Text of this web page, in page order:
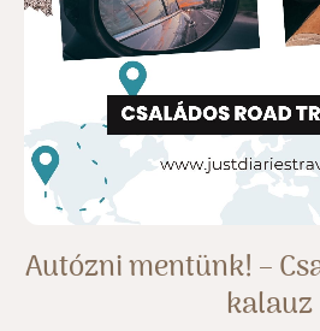
Autózni mentünk! –
kalauz